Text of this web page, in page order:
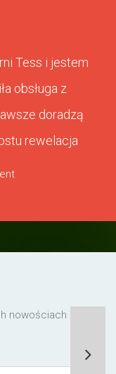
Tess i jestem
obsługa z
doradzą
rewelacja
nowościach lub o